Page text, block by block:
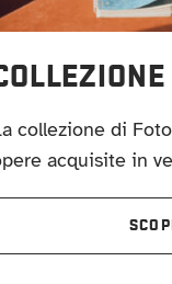
collezione di
acquisite in